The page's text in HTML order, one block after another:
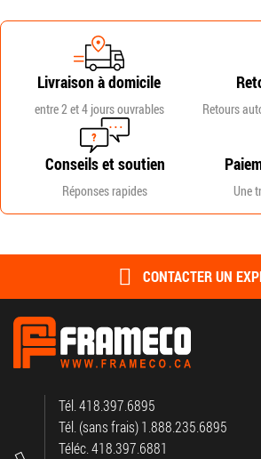
Livraison à domicile
entre 2 et 4 jours ouvrables Retours
Conseils et soutien
Réponses rapides Une
CONTACTER UN
Tél. 418.397.6895
Tél. (sans frais) 1.888.235.6895
Téléc. 418.397.6881